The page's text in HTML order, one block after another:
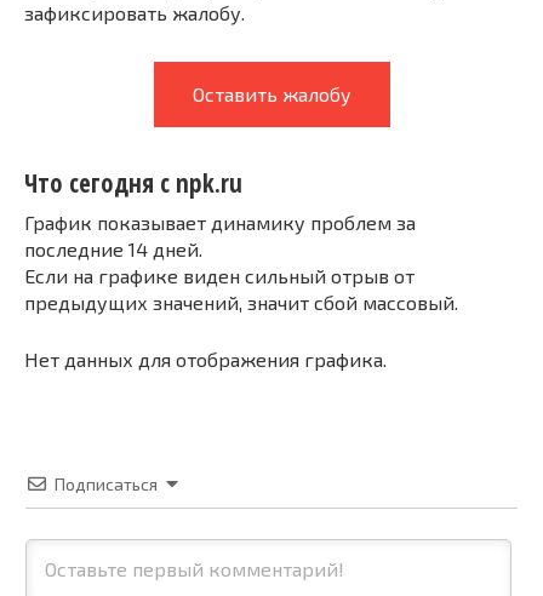
зафиксировать жалобу.
Оставить жалобу
Что сегодня с npk.ru
График показывает динамику проблем за
последние 14 дней.
Если на графике виден сильный отрыв от
предыдущих значений, значит сбой массовый.
Нет данных для отображения графика.
Подписаться